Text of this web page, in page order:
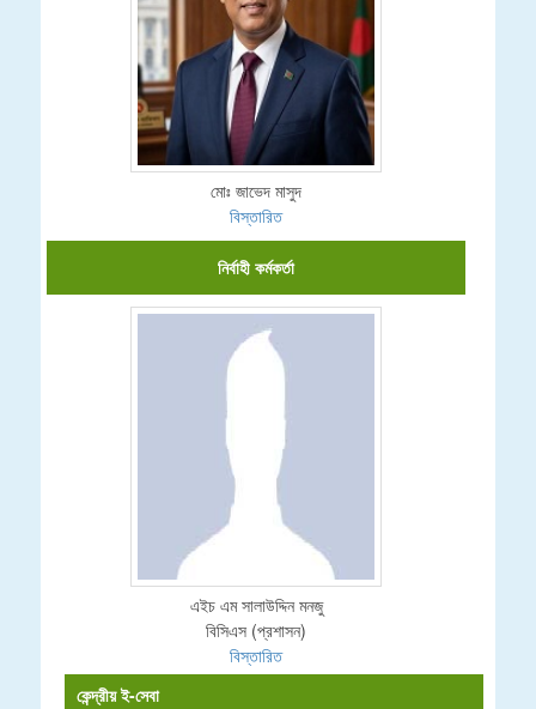
মোঃ জাভেদ মাসুদ
বিস্তারিত
নির্বাহী কর্মকর্তা
এইচ এম সালাউদ্দিন মনজু
বিসিএস (প্রশাসন)
বিস্তারিত
কেন্দ্রীয় ই-সেবা